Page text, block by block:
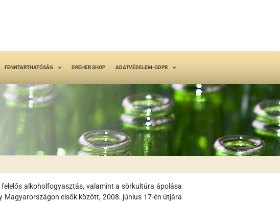
FENNTARTHATÓSÁG DREHER SHOP ADATVÉDELEM-GDPR
alkoholfogyasztás, valamint a sörkultúra ápolása
Magyarországon elsők között, 2008. június 17-én útjára